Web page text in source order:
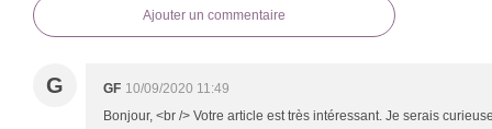
Ajouter un commentaire
G GF 10/09/2020 11:49
Bonjour, <br /> Votre article est très intéressant. Je serais